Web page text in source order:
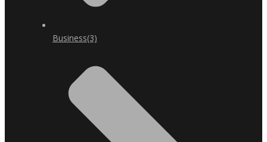
Business(3)